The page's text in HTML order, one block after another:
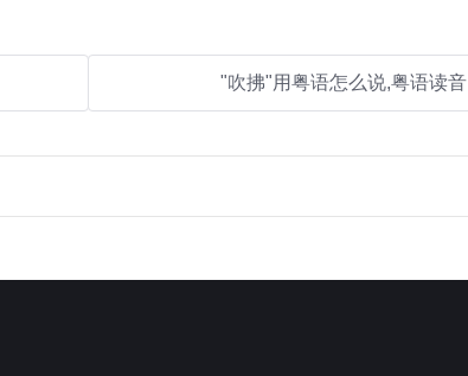
"吹拂"用粤语怎么说,粤语读音